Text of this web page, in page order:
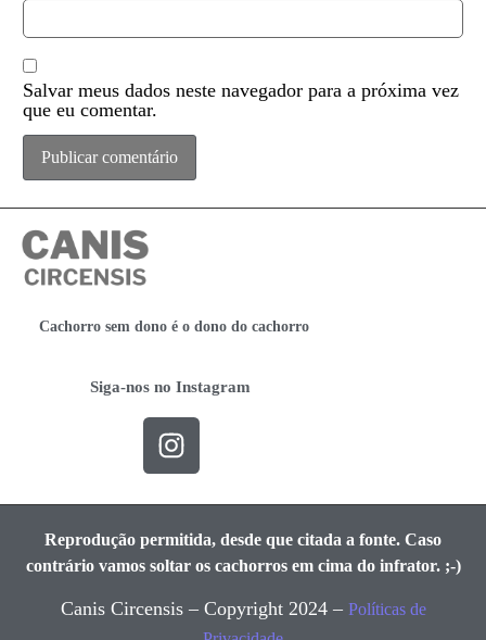
Salvar meus dados neste navegador para a próxima vez
que eu comentar.
Cachorro sem dono é o dono do cachorro
Siga-nos no Instagram
Reprodução permitida, desde que citada a fonte. Caso
contrário vamos soltar os cachorros em cima do infrator. ;-)
Canis Circensis – Copyright 2024 – Políticas de